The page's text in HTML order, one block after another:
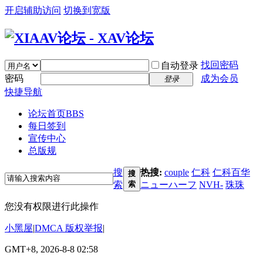
开启辅助访问 切换到宽版
自动登录 找回密码
密码
登录
成为会员
快捷导航
论坛首页BBS
每日签到
宣传中心
总版规
搜
索
搜
索
热搜: couple 仁科 仁科百华
ニューハーフ NVH- 珠珠
您没有权限进行此操作
小黑屋|DMCA 版权举报|
GMT+8, 2026-8-8 02:58